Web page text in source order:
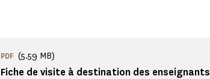
Fiche de visite à destination des enseignants
PDF (5.59 MB)